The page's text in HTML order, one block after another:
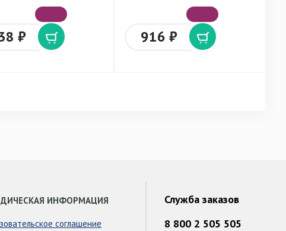
₽ 916 ₽
ИНФОРМАЦИЯ
соглашение
Служба заказов
8 800 2 505 505